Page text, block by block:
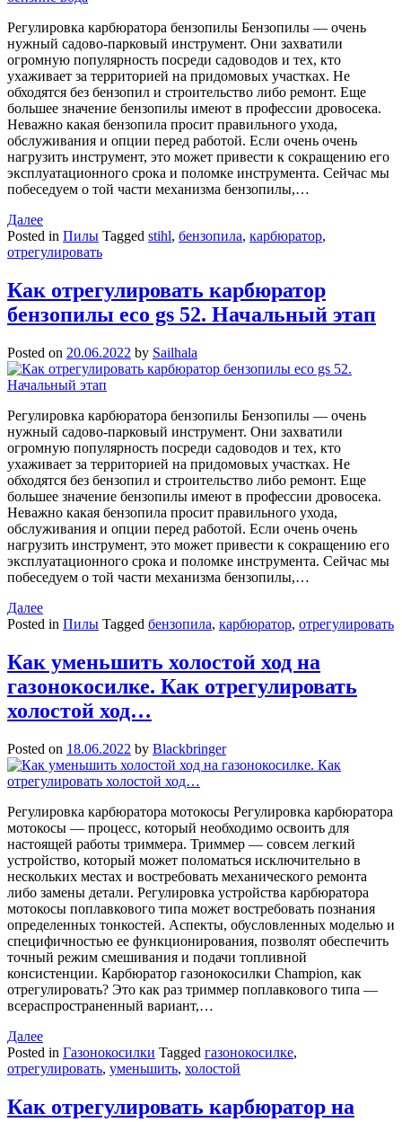
Регулировка карбюратора бензопилы Бензопилы — очень
нужный садово-парковый инструмент. Они захватили
огромную популярность посреди садоводов и тех, кто
ухаживает за территорией на придомовых участках. Не
обходятся без бензопил и строительство либо ремонт. Еще
большее значение бензопилы имеют в профессии дровосека.
Неважно какая бензопила просит правильного ухода,
обслуживания и опции перед работой. Если очень очень
нагрузить инструмент, это может привести к сокращению его
эксплуатационного срока и поломке инструмента. Сейчас мы
побеседуем о той части механизма бензопилы,…
Далее
Posted in Пилы Tagged stihl, бензопила, карбюратор,
отрегулировать
Как отрегулировать карбюратор
бензопилы eco gs 52. Начальный этап
Posted on 20.06.2022 by Sailhala
Регулировка карбюратора бензопилы Бензопилы — очень
нужный садово-парковый инструмент. Они захватили
огромную популярность посреди садоводов и тех, кто
ухаживает за территорией на придомовых участках. Не
обходятся без бензопил и строительство либо ремонт. Еще
большее значение бензопилы имеют в профессии дровосека.
Неважно какая бензопила просит правильного ухода,
обслуживания и опции перед работой. Если очень очень
нагрузить инструмент, это может привести к сокращению его
эксплуатационного срока и поломке инструмента. Сейчас мы
побеседуем о той части механизма бензопилы,…
Далее
Posted in Пилы Tagged бензопила, карбюратор, отрегулировать
Как уменьшить холостой ход на
газонокосилке. Как отрегулировать
холостой ход…
Posted on 18.06.2022 by Blackbringer
Регулировка карбюратора мотокосы Регулировка карбюратора
мотокосы — процесс, который необходимо освоить для
настоящей работы триммера. Триммер — совсем легкий
устройство, который может поломаться исключительно в
нескольких местах и востребовать механического ремонта
либо замены детали. Регулировка устройства карбюратора
мотокосы поплавкового типа может востребовать познания
определенных тонкостей. Аспекты, обусловленных моделью и
специфичностью ее функционирования, позволят обеспечить
точный режим смешивания и подачи топливной
консистенции. Карбюратор газонокосилки Champion, как
отрегулировать? Это как раз триммер поплавкового типа —
всераспространенный вариант,…
Далее
Posted in Газонокосилки Tagged газонокосилке,
отрегулировать, уменьшить, холостой
Как отрегулировать карбюратор на